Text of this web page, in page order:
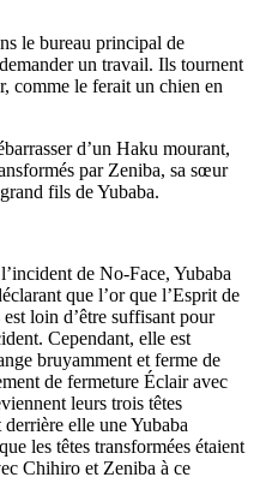
le bureau principal de
un travail. Ils tournent
comme le ferait un chien en
d’un Haku mourant,
par Zeniba, sa sœur
fils de Yubaba.
de No-Face, Yubaba
que l’or que l’Esprit de
loin d’être suffisant pour
Cependant, elle est
bruyamment et ferme de
de fermeture Éclair avec
leurs trois têtes
elle une Yubaba
les têtes transformées étaient
Chihiro et Zeniba à ce